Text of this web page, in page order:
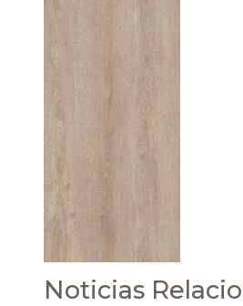
Noticias